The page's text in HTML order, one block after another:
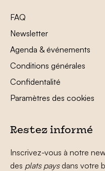
FAQ
Newsletter
Agenda & événements
Conditions générales
Confidentalité
Paramètres des cookies
Restez informé
Inscrivez-vous à notre
des plats paysdans votre